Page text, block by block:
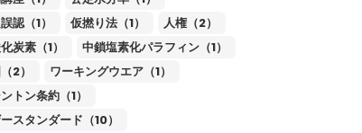
認（1）
仮撚り法（1）
人権（2）
炭素（1）
中鎖塩素化パラフィン（1）
2）
ワーキングウエア（1）
トン条約（1）
スタンダード（10）